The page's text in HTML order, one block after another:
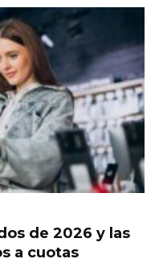
de 2026 y las
a cuotas